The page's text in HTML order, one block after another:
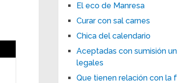
El eco de Manresa
Curar con sal carnes
Chica del calendario
Aceptadas con sumisión
legales
Que tienen relación con la